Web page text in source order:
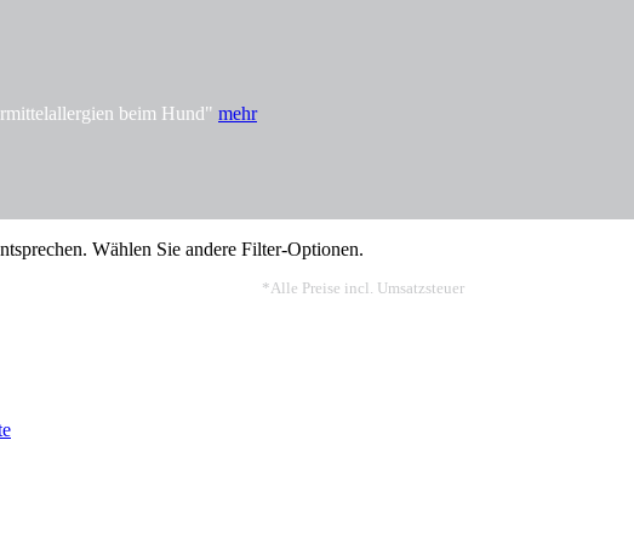
beim Hund" mehr
Wählen Sie andere Filter-Optionen.
*Alle Preise incl. Umsatzsteuer